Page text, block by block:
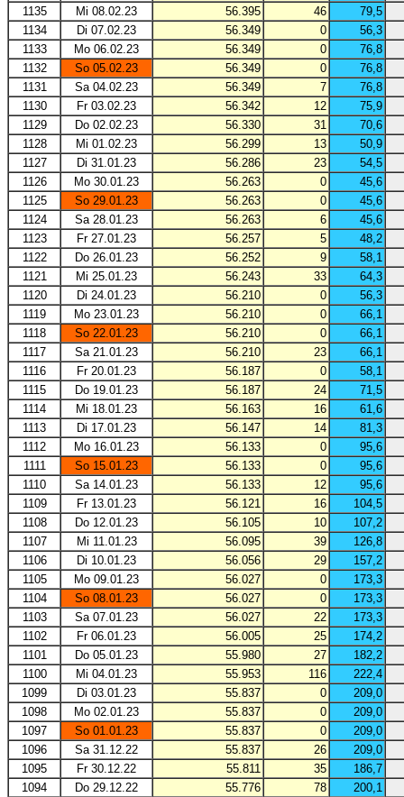
1135 Mi 08.02.23 56.395 46
79,5
1134
Di 07.02.23 56.349 0
56,3
1133
Mo 06.02.23 56.349 0
76,8
1132
So 05.02.23 56.349 0
76,8
1131
Sa 04.02.23 56.349 7
76,8
1130
Fr 03.02.23 56.342 12
75,9
1129
Do 02.02.23 56.330 31
70,6
1128
Mi 01.02.23 56.299 13
50,9
1127
Di 31.01.23 56.286 23
54,5
1126
Mo 30.01.23 56.263 0
45,6
1125
So 29.01.23 56.263 0
45,6
1124
Sa 28.01.23 56.263 6
45,6
1123
Fr 27.01.23 56.257 5
48,2
1122
Do 26.01.23 56.252 9
58,1
1121
Mi 25.01.23 56.243 33
64,3
1120
Di 24.01.23 56.210 0
56,3
1119
Mo 23.01.23 56.210 0
66,1
1118
So 22.01.23 56.210 0
66,1
1117
Sa 21.01.23 56.210 23
66,1
1116
Fr 20.01.23 56.187 0
58,1
1115
Do 19.01.23 56.187 24
71,5
1114
Mi 18.01.23 56.163 16
61,6
1113
Di 17.01.23 56.147 14
81,3
1112
Mo 16.01.23 56.133 0
95,6
1111
So 15.01.23 56.133 0
95,6
1110
Sa 14.01.23 56.133 12
95,6
1109
Fr 13.01.23 56.121 16
104,5
1108
Do 12.01.23 56.105 10
107,2
1107
Mi 11.01.23 56.095 39
126,8
1106
Di 10.01.23 56.056 29
157,2
1105
Mo 09.01.23 56.027 0
173,3
1104
So 08.01.23 56.027 0
173,3
1103
Sa 07.01.23 56.027 22
173,3
1102
Fr 06.01.23 56.005 25
174,2
1101
Do 05.01.23 55.980 27
182,2
1100
Mi 04.01.23 55.953 116
222,4
1099
Di 03.01.23 55.837 0
209,0
1098
Mo 02.01.23 55.837 0
209,0
1097
So 01.01.23 55.837 0
209,0
1096
Sa 31.12.22 55.837 26
209,0
1095
Fr 30.12.22 55.811 35
186,7
1094
Do 29.12.22 55.776 78
200,1